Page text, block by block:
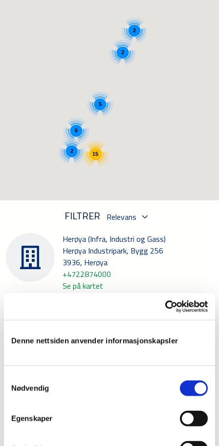
Denne nettsiden anvender informasjonskapsler
Nødvendig
Egenskaper
15
6
2
2
2
5
FILTRER Relevans
Herøya (Infra, Industri og Gass)
Herøya Industripark, Bygg 256
3936, Herøya
+4722874000
Se på kartet
Strandgata 12
6993, Høyanger
+4757714000